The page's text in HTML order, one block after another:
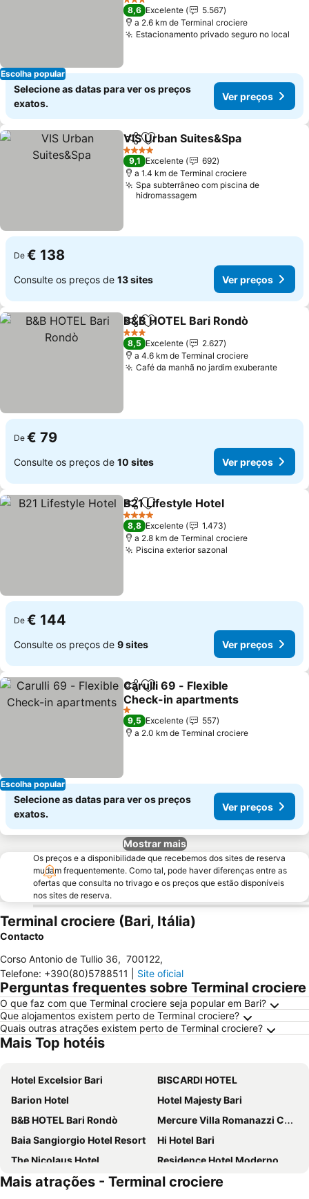
Escolha popular
Ver preços
3 Estrelas
8,6 Excelente
5.567
a 2.6 km de Terminal crociere
Estacionamento privado seguro no local
Selecione as datas para ver os preços
exatos.
Ver preços
PartilharAdicionar aos favoritos
VIS Urban Suites&Spa
4 Estrelas
9,1 Excelente
692
a 1.4 km de Terminal crociere
Spa subterrâneo com piscina de
hidromassagem
De € 138
Consulte os preços de 13 sites Ver preços
PartilharAdicionar aos favoritos
B&B HOTEL Bari Rondò
3 Estrelas
8,5 Excelente
2.627
a 4.6 km de Terminal crociere
Café da manhã no jardim exuberanteVer
De € 79
Consulte os preços de 10 sites Ver preços
PartilharAdicionar aos favoritos
B21 Lifestyle Hotel
4 Estrelas
8,8 Excelente
1.473
a 2.8 km de Terminal crociere
Piscina exterior sazonal
De € 144
Consulte os preços de 9 sites Ver preços
Escolha popular
PartilharAdicionar aos favoritos
Carulli 69 - Flexible
Check-in apartments
Ver preços
1 Estrelas
9,5 Excelente
557
a 2.0 km de Terminal crociere
Selecione as datas para ver os preços
exatos.
Ver preços
Mostrar mais
Os preços e a disponibilidade que recebemos dos sites de reserva
mudam frequentemente. Como tal, pode haver diferenças entre as
ofertas que consulta no trivago e os preços que estão disponíveis
nos sites de reserva.
Terminal crociere (Bari, Itália)
Contacto
Corso Antonio de Tullio 36, 700122,
Telefone: +390(80)5788511 Site oficial
Perguntas frequentes sobre Terminal crociere
O que faz com que Terminal crociere seja popular em Bari?
Que alojamentos existem perto de Terminal crociere?
Quais outras atrações existem perto de Terminal crociere?
Mais Top hotéis
Hotel Excelsior Bari
BISCARDI HOTEL
Barion Hotel
Hotel Majesty Bari
B&B HOTEL Bari Rondò
Mercure Villa Romanazzi Carducci Bari
Baia Sangiorgio Hotel Resort
Hi Hotel Bari
The Nicolaus Hotel
Residence Hotel Moderno
Hotel HR
Grand Hotel Leon D'Oro
Mais atrações - Terminal crociere